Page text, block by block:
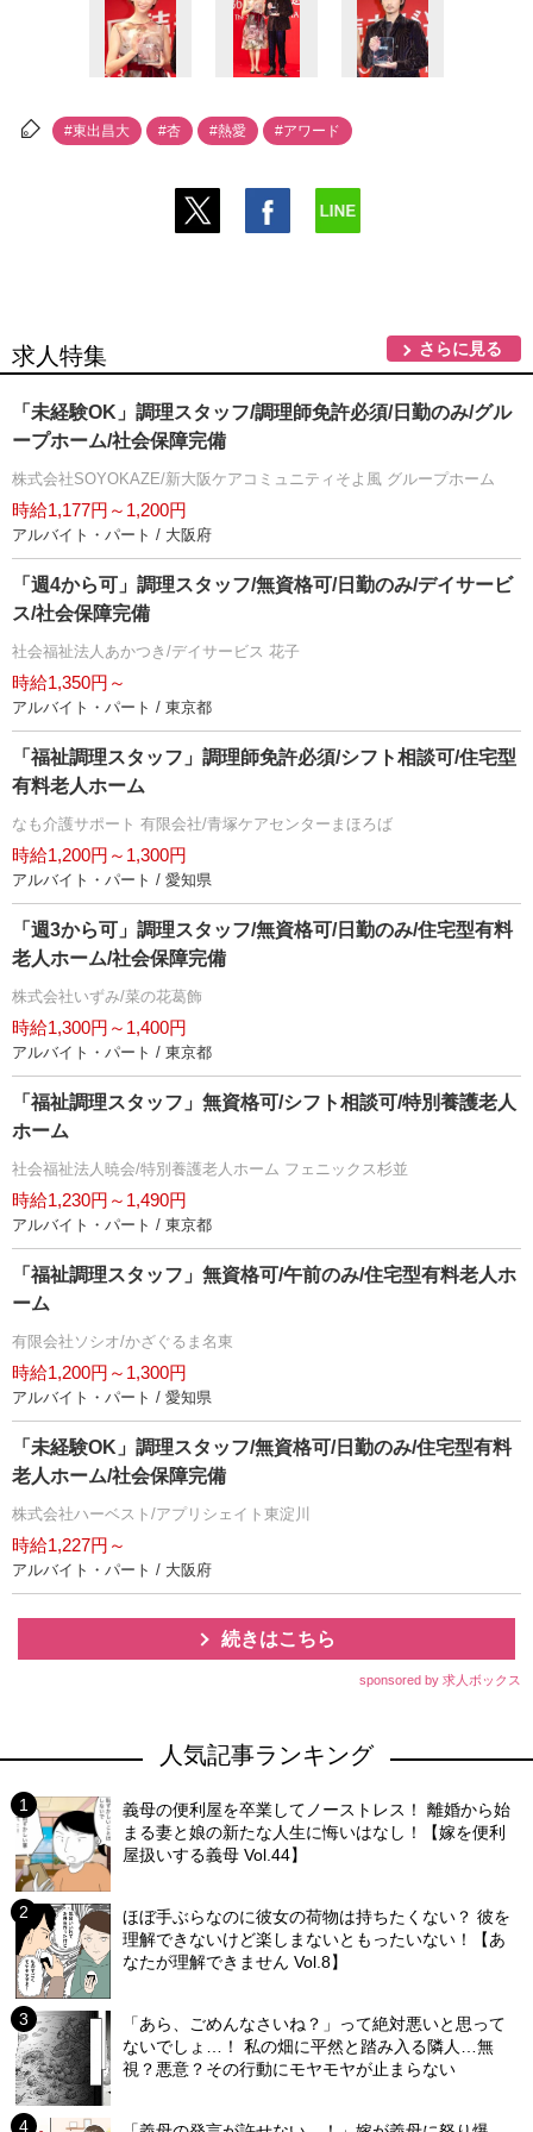
#東出昌大 #杏 #熱愛 #アワード
求人特集 さらに見る
「未経験OK」調理スタッフ/調理師免許必須/日勤のみ/グル
ープホーム/社会保障完備
株式会社SOYOKAZE/新大阪ケアコミュニティそよ風 グループホーム
時給1,177円～1,200円
アルバイト・パート / 大阪府
「週4から可」調理スタッフ/無資格可/日勤のみ/デイサービ
ス/社会保障完備
社会福祉法人あかつき/デイサービス 花子
時給1,350円～
アルバイト・パート / 東京都
「福祉調理スタッフ」調理師免許必須/シフト相談可/住宅型
有料老人ホーム
なも介護サポート 有限会社/青塚ケアセンターまほろば
時給1,200円～1,300円
アルバイト・パート / 愛知県
「週3から可」調理スタッフ/無資格可/日勤のみ/住宅型有料
老人ホーム/社会保障完備
株式会社いずみ/菜の花葛飾
時給1,300円～1,400円
アルバイト・パート / 東京都
「福祉調理スタッフ」無資格可/シフト相談可/特別養護老人
ホーム
社会福祉法人暁会/特別養護老人ホーム フェニックス杉並
時給1,230円～1,490円
アルバイト・パート / 東京都
「福祉調理スタッフ」無資格可/午前のみ/住宅型有料老人ホ
ーム
有限会社ソシオ/かざぐるま名東
時給1,200円～1,300円
アルバイト・パート / 愛知県
「未経験OK」調理スタッフ/無資格可/日勤のみ/住宅型有料
老人ホーム/社会保障完備
株式会社ハーベスト/アプリシェイト東淀川
時給1,227円～
アルバイト・パート / 大阪府
続きはこちら
sponsored by 求人ボックス
人気記事ランキング
義母の便利屋を卒業してノーストレス！ 離婚から始
まる妻と娘の新たな人生に悔いはなし！【嫁を便利
屋扱いする義母 Vol.44】
ほぼ手ぶらなのに彼女の荷物は持ちたくない？ 彼を
理解できないけど楽しまないともったいない！【あ
なたが理解できません Vol.8】
「あら、ごめんなさいね？」って絶対悪いと思って
ないでしょ…！ 私の畑に平然と踏み入る隣人…無
視？悪意？その行動にモヤモヤが止まらない